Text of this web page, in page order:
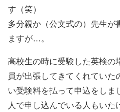
す（笑）
多分親か（公文式の）先生が
ますが…。
高校生の時に受験した英検の
員が出張してきてくれていた
い受験料を払って申込をしま
人で申し込んでいる人もいた